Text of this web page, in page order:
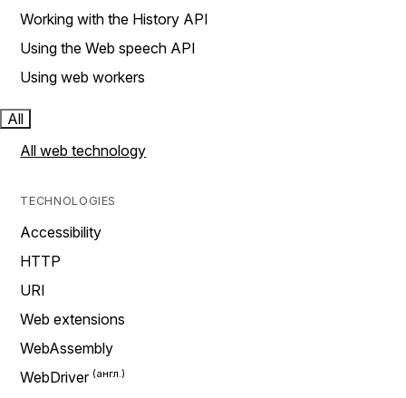
Working with the History API
Using the Web speech API
Using web workers
All
All web technology
TECHNOLOGIES
Accessibility
HTTP
URI
Web extensions
WebAssembly
WebDriver